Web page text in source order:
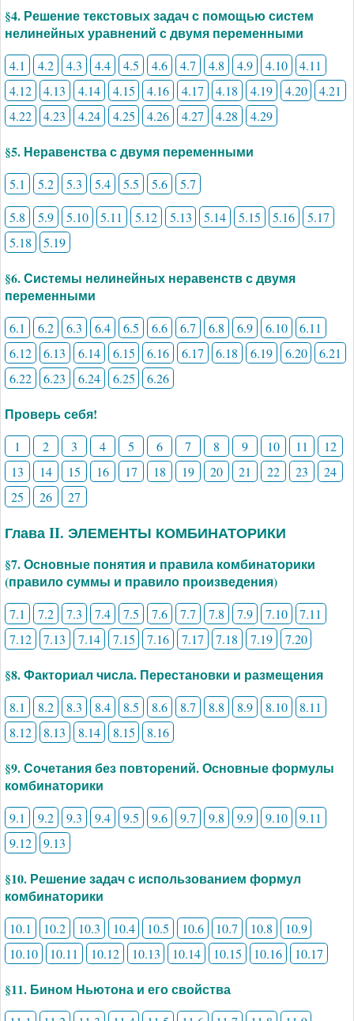
§4. Решение текстовых задач с помощью систем
нелинейных уравнений с двумя переменными
4.1 4.2 4.3 4.4 4.5 4.6 4.7 4.8 4.9 4.10
4.11
4.12
4.13 4.14 4.15 4.16 4.17 4.18 4.19 4.20
4.21
4.22
4.23 4.24 4.25 4.26 4.27 4.28 4.29
§5. Неравенства с двумя переменными
5.1 5.2 5.3 5.4 5.5 5.6
5.7
5.8
5.9 5.10 5.11 5.12 5.13 5.14 5.15 5.16
5.17
5.18
5.19
§6. Системы нелинейных неравенств с двумя
переменными
6.1 6.2 6.3 6.4 6.5 6.6 6.7 6.8 6.9 6.10
6.11
6.12
6.13 6.14 6.15 6.16 6.17 6.18 6.19 6.20
6.21
6.22
6.23 6.24 6.25 6.26
Проверь себя!
1 2 3 4 5 6 7 8 9 10 11
12
13
14 15 16 17 18 19 20 21 22 23
24
25
26 27
Глава II. ЭЛЕМЕНТЫ КОМБИНАТОРИКИ
§7. Основные понятия и правила комбинаторики
(правило суммы и правило произведения)
7.1 7.2 7.3 7.4 7.5 7.6 7.7 7.8 7.9 7.10
7.11
7.12
7.13 7.14 7.15 7.16 7.17 7.18 7.19 7.20
§8. Факториал числа. Перестановки и размещения
8.1 8.2 8.3 8.4 8.5 8.6 8.7 8.8 8.9 8.10
8.11
8.12
8.13 8.14 8.15 8.16
§9. Сочетания без повторений. Основные формулы
комбинаторики
9.1 9.2 9.3 9.4 9.5 9.6 9.7 9.8 9.9 9.10
9.11
9.12
9.13
§10. Решение задач с использованием формул
комбинаторики
10.1 10.2 10.3 10.4 10.5 10.6 10.7 10.8
10.9
10.10
10.11 10.12 10.13 10.14 10.15 10.16 10.17
§11. Бином Ньютона и его свойства